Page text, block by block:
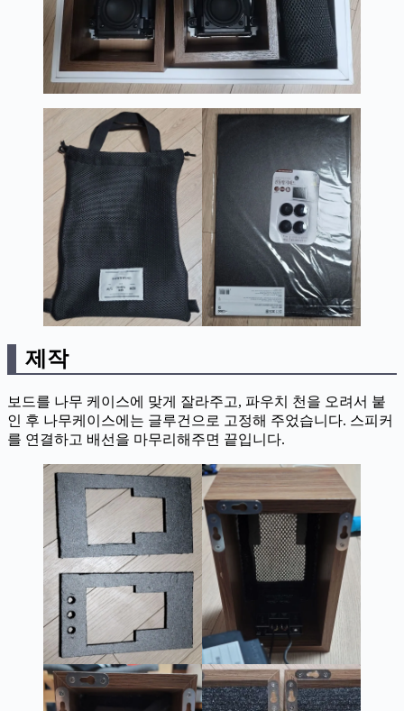
제작
보드를 나무 케이스에 맞게 잘라주고, 파우치 천을 오려서 붙
인 후 나무케이스에는 글루건으로 고정해 주었습니다. 스피커
를 연결하고 배선을 마무리해주면 끝입니다.